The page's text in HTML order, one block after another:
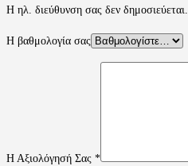
Η ηλ. διεύθυνση σας δεν δημοσιεύεται.
Η βαθμολογία σας
Η Αξιολόγησή Σας *